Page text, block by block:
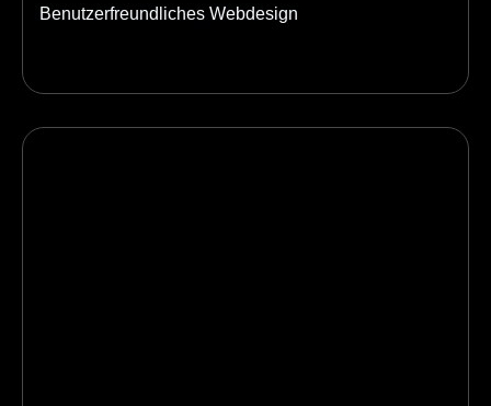
Benutzerfreundliches Webdesign